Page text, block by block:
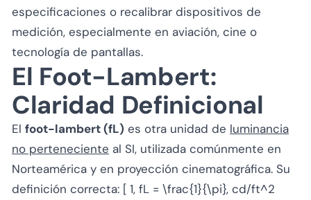
especificaciones o recalibrar dispositivos de
medición, especialmente en aviación, cine o
tecnología de pantallas.
El Foot-Lambert:
Claridad Definicional
El foot-lambert (fL) es otra unidad de luminancia
no perteneciente al SI, utilizada comúnmente en
Norteamérica y en proyección cinematográfica. Su
definición correcta: [ 1, fL = \frac{1}{\pi}, cd/ft^2